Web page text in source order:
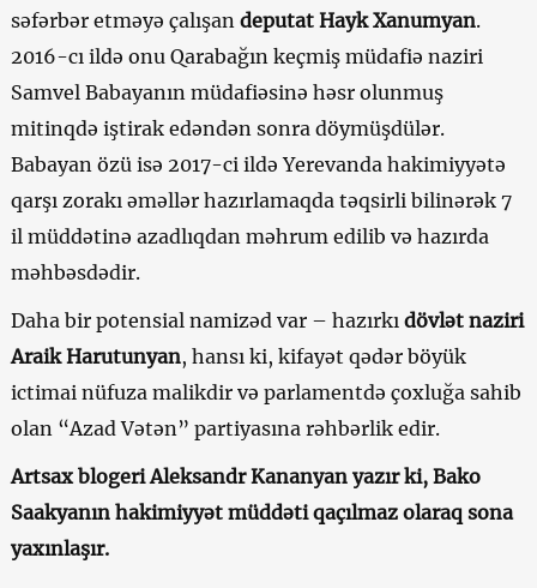
səfərbər etməyə çalışan deputat Hayk Xanumyan.
2016-cı ildə onu Qarabağın keçmiş müdafiə naziri
Samvel Babayanın müdafiəsinə həsr olunmuş
mitinqdə iştirak edəndən sonra döymüşdülər.
Babayan özü isə 2017-ci ildə Yerevanda hakimiyyətə
qarşı zorakı əməllər hazırlamaqda təqsirli bilinərək 7
il müddətinə azadlıqdan məhrum edilib və hazırda
məhbəsdədir.
Daha bir potensial namizəd var – hazırkı dövlət naziri
Araik Harutunyan, hansı ki, kifayət qədər böyük
ictimai nüfuza malikdir və parlamentdə çoxluğa sahib
olan “Azad Vətən” partiyasına rəhbərlik edir.
Artsax blogeri Aleksandr Kananyan yazır ki, Bako
Saakyanın hakimiyyət müddəti qaçılmaz olaraq sona
yaxınlaşır.